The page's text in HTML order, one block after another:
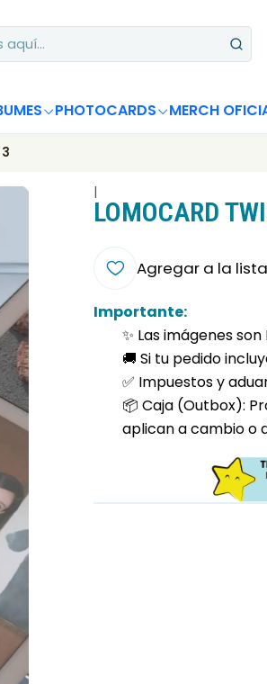
PHOTOCARDS MERCH
|
LOMOCARD
Agregar a la
Importante:
✨ Las imágenes
🚚 Si tu pedido
✅ Impuestos y
📦 Caja (Outbox):
aplican a cambio o